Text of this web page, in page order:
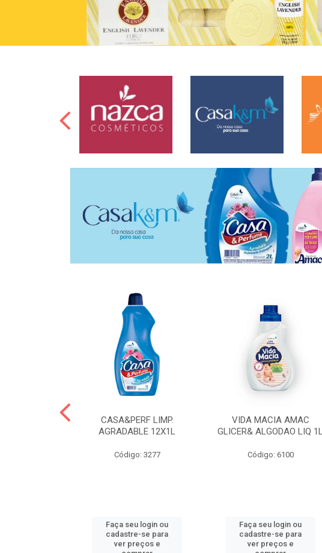
CASA&PERF LIMP.
AGRADABLE 12X1L
Código: 3277
Faça seu login ou
cadastre-se para
ver preços e
VIDA MACIA AMAC
GLICER& ALGODAO LIQ 1L
Código: 6100
Faça seu login ou
cadastre-se para
ver preços e